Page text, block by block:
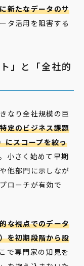
新たなデータのサ
タ活用を阻害する
」と「全社的
なり全社規模の巨
特定のビジネス課題
にスコープを絞っ
小さく始めて早期
他部門に示しなが
ローチが有効で
な視点でのデータ
を初期段階から設
で専門家の知見を